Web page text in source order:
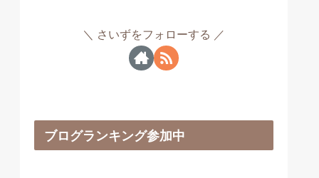
さいずをフォローする
ブログランキング参加中